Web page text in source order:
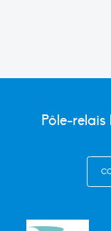
Pôle-